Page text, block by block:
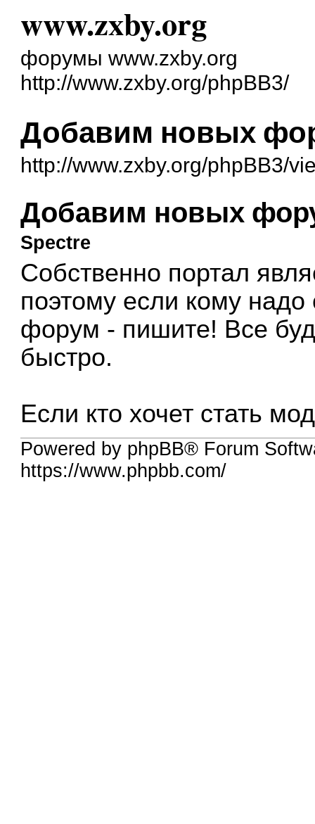
www.zxby.org
форумы www.zxby.org
http://www.zxby.org/phpBB3/
Добавим новых
http://www.zxby.org/phpBB3/
Добавим новых
Spectre
Собственно портал
поэтому если кому надо
форум - пишите! Все
быстро.
Если кто хочет стать
Powered by phpBB® Forum
https://www.phpbb.com/